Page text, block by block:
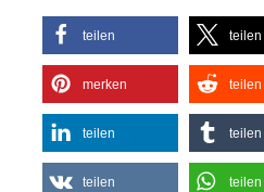
teilen teilen
merken teilen
teilen teilen
teilen teilen